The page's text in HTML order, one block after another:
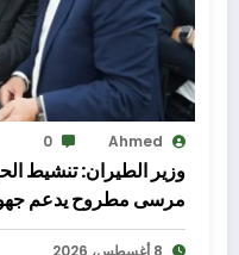
Ahmed
0
وزير الطيران: تنشيط
مرسى مطروح يدعم جهود
8 أغسطس، 2026